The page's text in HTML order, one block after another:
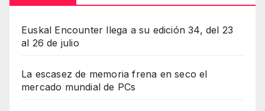
Euskal Encounter llega a su edición 34, del 23
al 26 de julio
La escasez de memoria frena en seco el
mercado mundial de PCs